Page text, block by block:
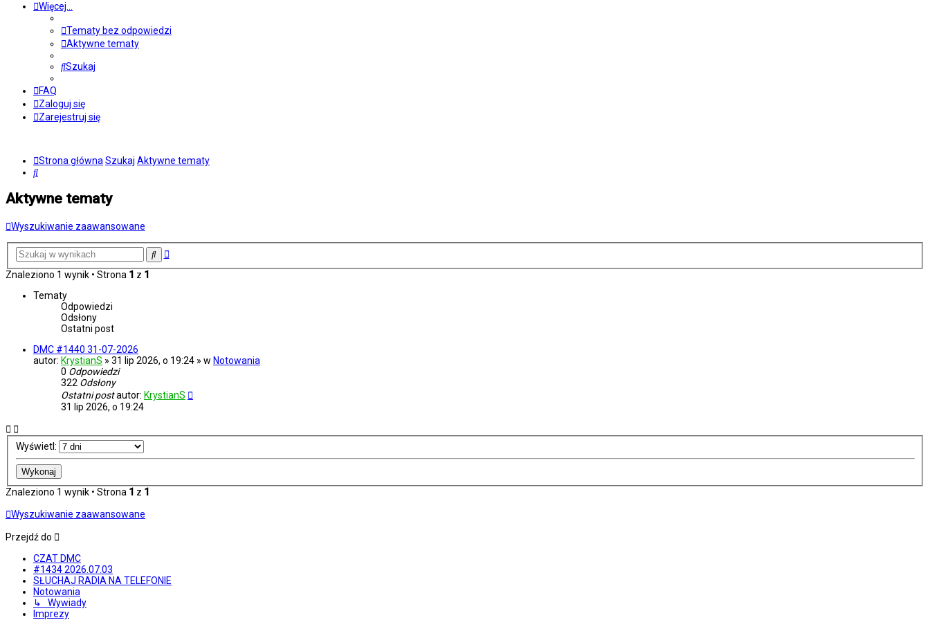
Więcej…
Tematy bez odpowiedzi
Aktywne tematy
Szukaj
FAQ
Zaloguj się
Zarejestruj się
Strona główna Szukaj Aktywne tematy
Szukaj
Aktywne tematy
Wyszukiwanie zaawansowane
SzukajWyszukiwanie
Znaleziono 1 wynik • Strona 1 z 1
Tematy
Odpowiedzi
Odsłony
Ostatni post
DMC #1440 31-07-2026
autor: KrystianS » 31 lip 2026, o 19:24 » w Notowania
0 Odpowiedzi
322 Odsłony
Ostatni postautor: KrystianS
31 lip 2026, o 19:24
Wyświetl:
Znaleziono 1 wynik • Strona 1 z 1
Wyszukiwanie zaawansowane
Przejdź do
CZAT DMC
#1434 2026.07.03
SŁUCHAJ RADIA NA TELEFONIE
Notowania
↳ Wywiady
Imprezy